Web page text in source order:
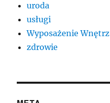
uroda
usługi
Wyposażenie Wnętrz
zdrowie